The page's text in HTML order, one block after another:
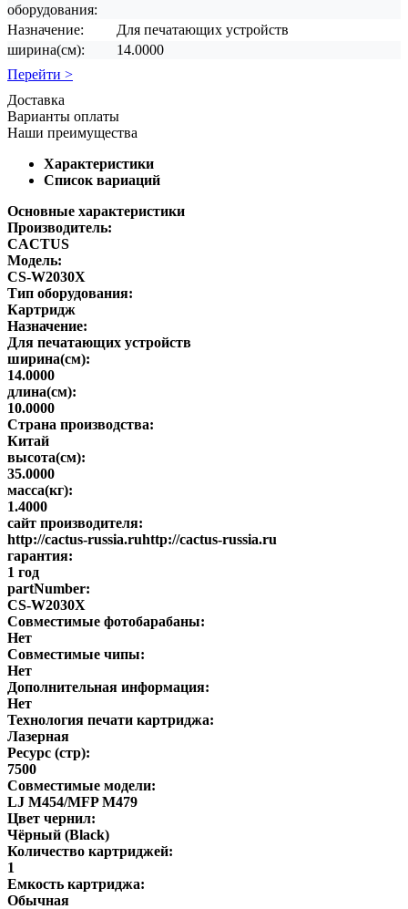
оборудования:
Назначение:
Для печатающих устройств
ширина(см):
14.0000
Перейти >
Доставка
Варианты оплаты
Наши преимущества
Характеристики
Список вариаций
Основные характеристики
Производитель:
CACTUS
Модель:
CS-W2030X
Тип оборудования:
Картридж
Назначение:
Для печатающих устройств
ширина(см):
14.0000
длина(см):
10.0000
Страна производства:
Китай
высота(см):
35.0000
масса(кг):
1.4000
сайт производителя:
http://cactus-russia.ruhttp://cactus-russia.ru
гарантия:
1 год
partNumber:
CS-W2030X
Совместимые фотобарабаны:
Нет
Совместимые чипы:
Нет
Дополнительная информация:
Нет
Технология печати картриджа:
Лазерная
Ресурс (стр):
7500
Совместимые модели:
LJ M454/MFP M479
Цвет чернил:
Чёрный (Black)
Количество картриджей:
1
Емкость картриджа:
Обычная